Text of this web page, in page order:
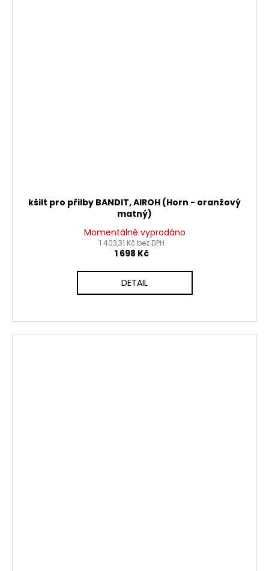
kšilt pro přilby BANDIT, AIROH (Horn - oranžový
matný)
Momentálně vyprodáno
1 403,31 Kč bez DPH
1 698 Kč
DETAIL